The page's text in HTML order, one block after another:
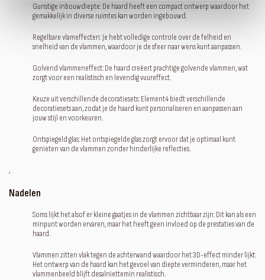
Gunstige inbouwdiepte: De haard heeft een compact ontwerp waardoor het
gemakkelijk in diverse ruimtes kan worden ingebouwd.
Regelbare vlameffecten: Je hebt volledige controle over de felheid en
snelheid van de vlammen, waardoor je de sfeer naar wens kunt aanpassen.
Golvend vlammeneffect: De haard creëert prachtige golvende vlammen, wat
zorgt voor een realistisch en levendig vuureffect.
Keuze uit verschillende decoratiesets: Element4 biedt verschillende
decoratiesets aan, zodat je de haard kunt personaliseren en aanpassen aan
jouw stijl en voorkeuren.
Ontspiegeld glas: Het ontspiegelde glas zorgt ervoor dat je optimaal kunt
genieten van de vlammen zonder hinderlijke reflecties.
‚
Nadelen
Soms lijkt het alsof er kleine gaatjes in de vlammen zichtbaar zijn: Dit kan als een
minpunt worden ervaren, maar het heeft geen invloed op de prestaties van de
haard.
Vlammen zitten vlak tegen de achterwand waardoor het 3D-effect minder lijkt:
Het ontwerp van de haard kan het gevoel van diepte verminderen, maar het
vlammenbeeld blijft desalniettemin realistisch.